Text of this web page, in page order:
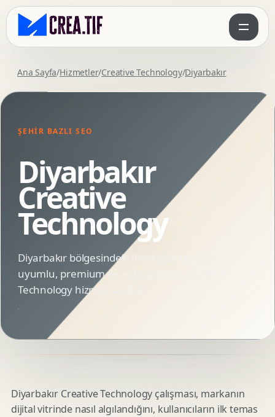
Ana Sayfa/Hizmetler/Creative Technology/Diyarbakır
ŞEHIR BAZLI SEO
Diyarbakır
Creative
Technology
Diyarbakır bölgesindeki markalar için SEO
uyumlu, premium ve animasyonlu Creative
Technology hizmet sayfası.
Diyarbakır Creative Technology çalışması, markanın
dijital vitrinde nasıl algılandığını, kullanıcıların ilk temas